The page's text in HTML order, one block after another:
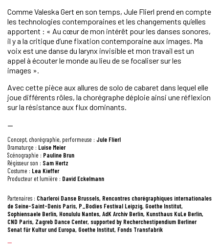
Comme Valeska Gert en son temps, Jule Flierl prend en compte
les technologies contemporaines et les changements qu’elles
apportent : « Au cœur de mon intérêt pour les danses sonores,
il y a la critique d’une fixation contemporaine aux images. Ma
voix est une danse du larynx invisible et mon travail est un
appel à écouter le monde au lieu de se focaliser sur les
images ».
Avec cette pièce aux allures de solo de cabaret dans lequel elle
joue différents rôles, la chorégraphe déploie ainsi une réflexion
sur la résistance aux flux dominants.
—
Concept, chorégraphie, performeuse : Jule Flierl
Dramaturge : Luise Meier
Scénographie : Pauline Brun
Régisseur son : Sam Hertz
Costume : Lea Kieffer
Producteur et lumière : David Eckelmann
Partenaires : Charleroi Danse Brussels, Rencontres chorégraphiques internationales
de Seine-Saint-Denis Paris, P_Bodies Festival Leipzig, Goethe Institut,
Sophiensaele Berlin, Honululu Nantes, AdK Archiv Berlin, Kunsthaus KuLe Berlin,
CND Paris, Zagreb Dance Center, supported by Recherchestipendium Berliner
Senat für Kultur und Europa, Goethe Institut, Fonds Transfabrik
—